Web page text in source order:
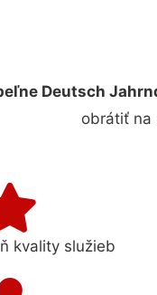
Deutsch
obrátiť na
kvality služieb